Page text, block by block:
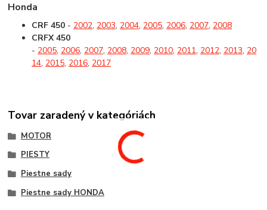
Honda
CRF 450 - 2002, 2003, 2004, 2005, 2006, 2007, 2008
CRFX 450
- 2005, 2006, 2007, 2008, 2009, 2010, 2011, 2012, 2013, 20
14, 2015, 2016, 2017
Tovar zaradený v kategóriách
MOTOR
PIESTY
Piestne sady
Piestne sady HONDA